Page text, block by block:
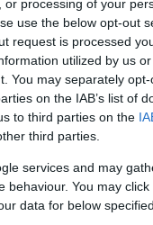
processing of your
use the below opt-out
request is processed
utilized by us
You may separately
on the IAB’s list of
to third parties on the
third parties.
services and may
behaviour. You may
data for below
και
την